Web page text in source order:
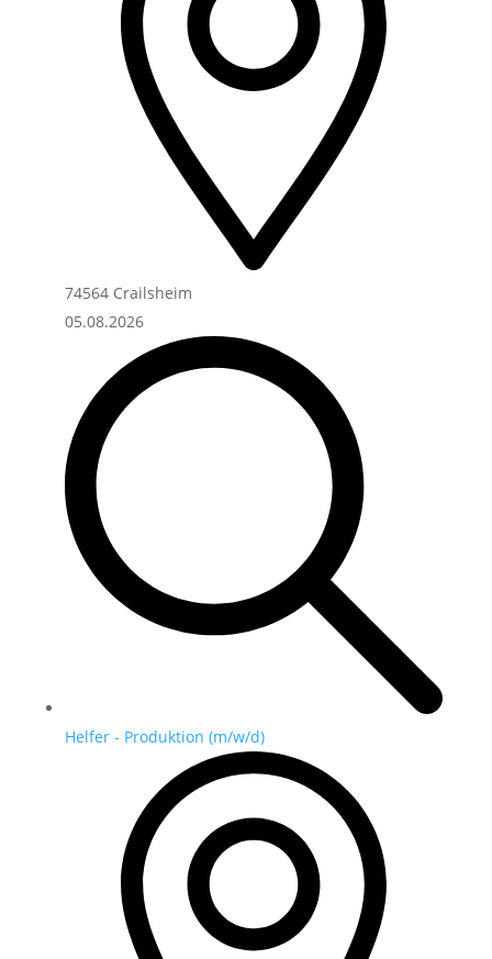
74564 Crailsheim
05.08.2026
Helfer - Produktion (m/w/d)